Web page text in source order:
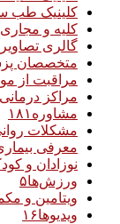
کلینیک طب
کلیه و مجاری
گالری تصاویر
متخصصان
مراقبت از
مراکز درمانی
مشاوره ۱۸۱
مشکلات
معرفی
نوزادان و
ورزش‌ها۵
ویتامین و
ویدیوها۱۶